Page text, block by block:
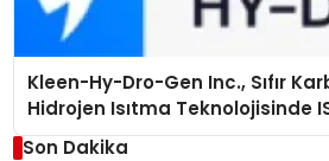
Kleen-Hy-Dro-Gen Inc., Sıfır
Hidrojen Isıtma Teknolojisinde
Düzenleyici Onaylarını Aldı
Son Dakika